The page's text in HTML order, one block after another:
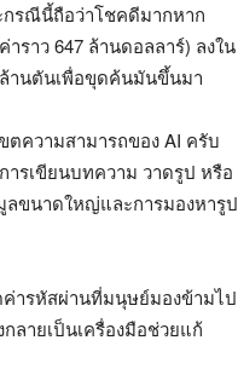
กรณีนี้ถือว่าโชคดีมากหาก
ราว 647 ล้านดอลลาร์) ลงใน
านตันเพื่อขุดค้นมันขึ้นมา
ตความสามารถของ AI ครับ
ารเขียนบทความ วาดรูป หรือ
ขนาดใหญ่และการมองหารูป
ค่ารหัสผ่านที่มนุษย์มองข้ามไป
ลายเป็นเครื่องมือช่วยแก้